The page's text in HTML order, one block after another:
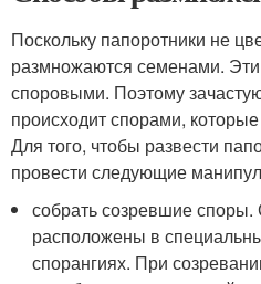
Поскольку папоротники не
размножаются семенами.
споровыми. Поэтому
происходит спорами,
Для того, чтобы развести
провести следующие
собрать созревшие споры.
расположены в
спорангиях. При